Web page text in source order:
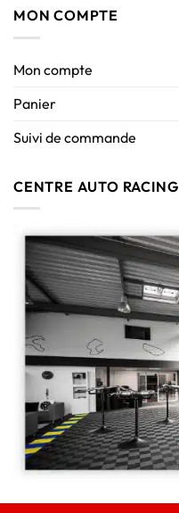
MON COMPTE
Mon compte
Panier
Suivi de commande
CENTRE AUTO RACING